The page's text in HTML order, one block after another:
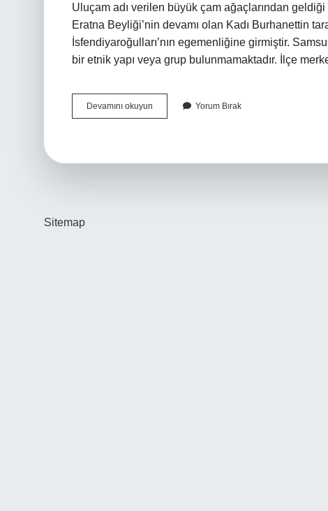
Uluçam adı verilen büyük çam ağaçlarından
Eratna Beyliği’nin devamı olan Kadı Burhanettin
İsfendiyaroğulları’nın egemenliğine girmiştir.
bir etnik yapı veya grup bulunmamaktadır. İlçe
Devamını okuyun
Eskiden
Yorum Bırak
Sitemap